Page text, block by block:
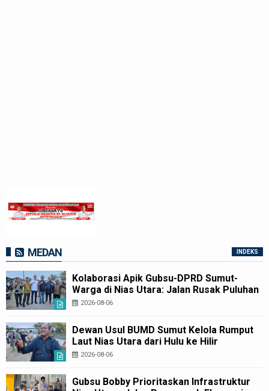
MEDAN INDEKS
Kolaborasi Apik Gubsu-DPRD Sumut-
Warga di Nias Utara: Jalan Rusak Puluhan
Tahun Akhirnya Diperbaiki
2026-08-06
Dewan Usul BUMD Sumut Kelola Rumput
Laut Nias Utara dari Hulu ke Hilir
2026-08-06
Gubsu Bobby Prioritaskan Infrastruktur